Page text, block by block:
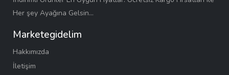
Her şey Ayağına Gelsin…
Marketegidelim
Hakkımızda
İletişim